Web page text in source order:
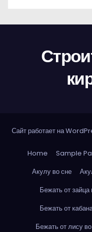
Сайт работает на
Home Sample
Акулу во сне
Бежать от зайца
Бежать от
Бежать от лису